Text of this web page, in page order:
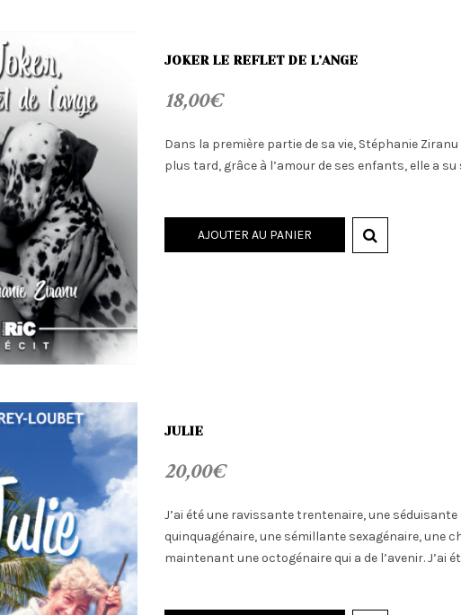
JOKER LE REFLET DE L’ANGE
18,00€
Dans la première partie de sa vie, Stéphanie
plus tard, grâce à l’amour de ses enfants, elle a
AJOUTER AU PANIER
JULIE
20,00€
J’ai été une ravissante trentenaire, une
quinquagénaire, une sémillante sexagénaire, une
maintenant une octogénaire qui a de l’avenir. J’ai